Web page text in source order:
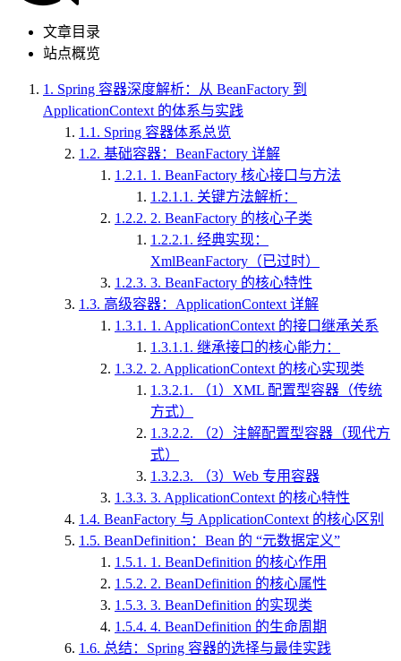
文章目录
站点概览
1. Spring 容器深度解析：从 BeanFactory 到
ApplicationContext 的体系与实践
1.1. Spring 容器体系总览
1.2. 基础容器：BeanFactory 详解
1.2.1. 1. BeanFactory 核心接口与方法
1.2.1.1. 关键方法解析：
1.2.2. 2. BeanFactory 的核心子类
1.2.2.1. 经典实现：
XmlBeanFactory（已过时）
1.2.3. 3. BeanFactory 的核心特性
1.3. 高级容器：ApplicationContext 详解
1.3.1. 1. ApplicationContext 的接口继承关系
1.3.1.1. 继承接口的核心能力：
1.3.2. 2. ApplicationContext 的核心实现类
1.3.2.1.
（1）XML 配置型容器（传统
方式）
1.3.2.2.
（2）注解配置型容器（现代方
式）
1.3.2.3.
（3）Web 专用容器
1.3.3. 3. ApplicationContext 的核心特性
1.4. BeanFactory 与 ApplicationContext 的核心区别
1.5. BeanDefinition：Bean 的 “元数据定义”
1.5.1. 1. BeanDefinition 的核心作用
1.5.2. 2. BeanDefinition 的核心属性
1.5.3. 3. BeanDefinition 的实现类
1.5.4. 4. BeanDefinition 的生命周期
1.6. 总结：Spring 容器的选择与最佳实践